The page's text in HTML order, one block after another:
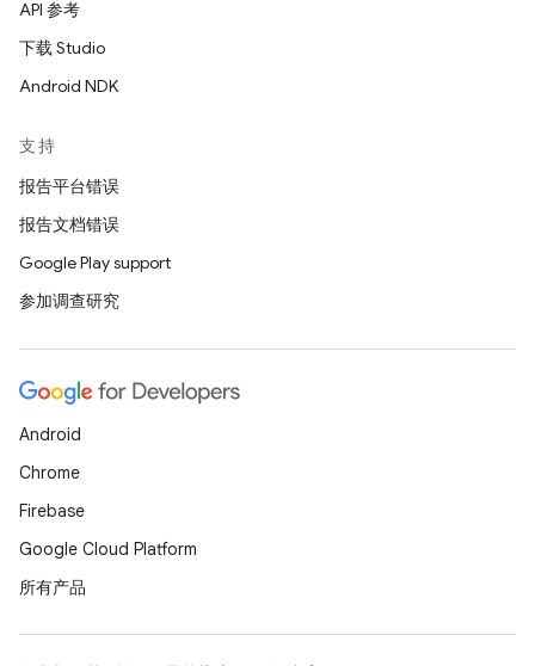
API 参考
下载 Studio
Android NDK
支持
报告平台错误
报告文档错误
Google Play support
参加调查研究
Android
Chrome
Firebase
Google Cloud Platform
所有产品